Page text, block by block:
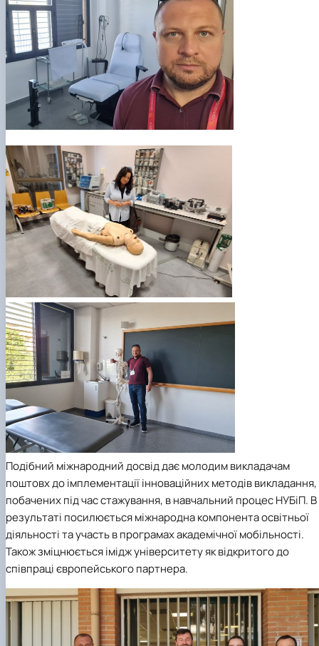
Подібний міжнародний досвід дає молодим викладачам
поштовх до імплементації інноваційних методів викладання,
побачених під час стажування, в навчальний процес НУБіП. В
результаті посилюється міжнародна компонента освітньої
діяльності та участь в програмах академічної мобільності.
Також зміцнюється імідж університету як відкритого до
співпраці європейського партнера.